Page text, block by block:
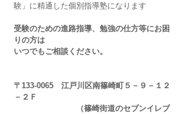
験」に精通した個別指導塾になります
受験のための進路指導、勉強の仕方等にお困
りの方は
いつでもご相談ください。
〒133-0065　江戸川区南篠崎町５－９－１２
－２Ｆ
（篠崎街道のセブンイレブ